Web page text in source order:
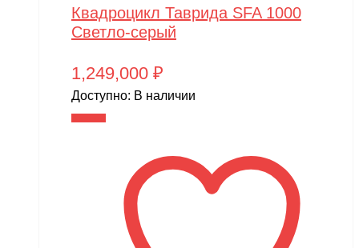
Квадроцикл Таврида SFA 1000
Светло-серый
1,249,000 ₽
Доступно: В наличии